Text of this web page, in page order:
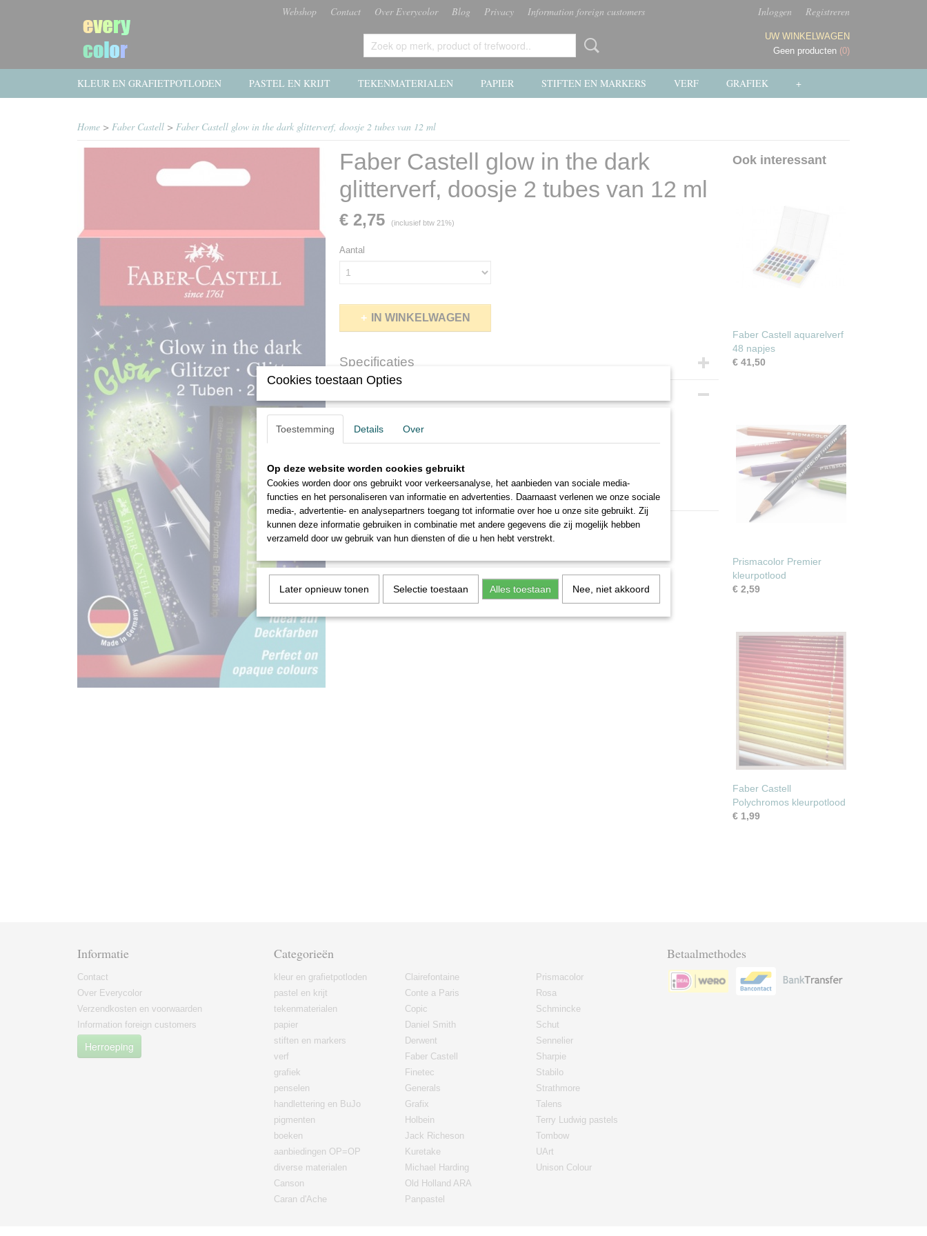
Webshop Contact Over Everycolor Blog Privacy Information foreign customers Inloggen Registreren
UW WINKELWAGEN
Geen producten (0)
KLEUR EN GRAFIETPOTLODEN PASTEL EN KRIJT TEKENMATERIALEN PAPIER STIFTEN EN MARKERS VERF GRAFIEK +
Home > Faber Castell > Faber Castell glow in the dark glitterverf, doosje 2 tubes van 12 ml
Faber Castell glow in the dark
glitterverf, doosje 2 tubes van 12 ml
€ 2,75 (inclusief btw 21%)
Aantal
IN WINKELWAGEN
Specificaties
Netto gewicht
Bruto gewicht
0,30 Kg
Faber Castell glow in the dark glitterverf, doosje 2 tubes van 12 ml.
Deze verf geeft een fantastisch effect in het donker.
Faber Castell glow in the dark glitter paint, box of 2 tubes of 12 ml.
This paint gives a fantastic effect in the dark.
Save
Ook interessant
Faber Castell aquarelverf
48 napjes
€ 41,50
Prismacolor Premier
kleurpotlood
€ 2,59
Faber Castell
Polychromos kleurpotlood
€ 1,99
Informatie
Contact
Over Everycolor
Verzendkosten en voorwaarden
Information foreign customers
Herroeping
Categorieën
kleur en grafietpotloden
pastel en krijt
tekenmaterialen
papier
stiften en markers
verf
grafiek
penselen
handlettering en BuJo
pigmenten
boeken
aanbiedingen OP=OP
diverse materialen
Canson
Caran d'Ache
Clairefontaine
Conte a Paris
Copic
Daniel Smith
Derwent
Faber Castell
Finetec
Generals
Grafix
Holbein
Jack Richeson
Kuretake
Michael Harding
Old Holland ARA
Panpastel
Prismacolor
Rosa
Schmincke
Schut
Sennelier
Sharpie
Stabilo
Strathmore
Talens
Terry Ludwig pastels
Tombow
UArt
Unison Colour
Betaalmethodes
Cookies toestaan Opties
Toestemming Details Over
Op deze website worden cookies gebruikt
Cookies worden door ons gebruikt voor verkeersanalyse, het aanbieden van sociale media-
functies en het personaliseren van informatie en advertenties. Daarnaast verlenen we onze sociale
media-, advertentie- en analysepartners toegang tot informatie over hoe u onze site gebruikt. Zij
kunnen deze informatie gebruiken in combinatie met andere gegevens die zij mogelijk hebben
verzameld door uw gebruik van hun diensten of die u hen hebt verstrekt.
Later opnieuw tonen Selectie toestaan Alles toestaan Nee, niet akkoord